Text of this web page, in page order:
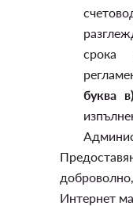
срока
буква
Интернет